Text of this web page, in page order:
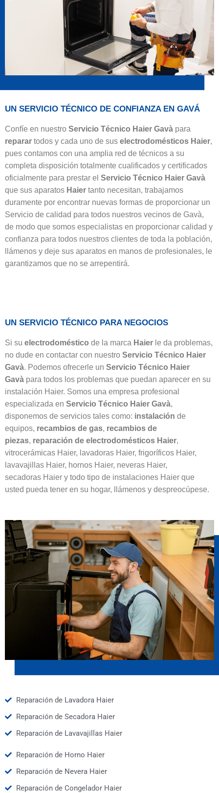
UN SERVICIO TÉCNICO DE CONFIANZA EN GAVÁ
Confíe en nuestro Servicio Técnico Haier Gavà para
reparar todos y cada uno de sus electrodomésticos Haier,
pues contamos con una amplia red de técnicos a su
completa disposición totalmente cualificados y certificados
oficialmente para prestar el Servicio Técnico Haier Gavà
que sus aparatos Haier tanto necesitan, trabajamos
duramente por encontrar nuevas formas de proporcionar un
Servicio de calidad para todos nuestros vecinos de Gavà,
de modo que somos especialistas en proporcionar calidad y
confianza para todos nuestros clientes de toda la población,
llámenos y deje sus aparatos en manos de profesionales, le
garantizamos que no se arrepentirá.
UN SERVICIO TÉCNICO PARA NEGOCIOS
Si su electrodoméstico de la marca Haier le da problemas,
no dude en contactar con nuestro Servicio Técnico Haier
Gavà. Podemos ofrecerle un Servicio Técnico Haier
Gavà para todos los problemas que puedan aparecer en su
instalación Haier. Somos una empresa profesional
especializada en Servicio Técnico Haier Gavà,
disponemos de servicios tales como: instalación de
equipos, recambios de gas, recambios de
piezas, reparación de electrodomésticos Haier,
vitrocerámicas Haier, lavadoras Haier, frigoríficos Haier,
lavavajillas Haier, hornos Haier, neveras Haier,
secadoras Haier y todo tipo de instalaciones Haier que
usted pueda tener en su hogar, llámenos y despreocúpese.
Reparación de Lavadora Haier
Reparación de Secadora Haier
Reparación de Lavavajillas Haier
Reparación de Horno Haier
Reparación de Nevera Haier
Reparación de Congelador Haier